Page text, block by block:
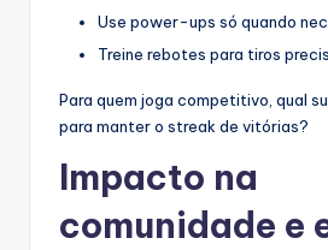
Use power-ups só quando
Treine rebotes para tiros
Para quem joga competitivo, qual
para manter o streak de vitórias?
Impacto na
comunidade e